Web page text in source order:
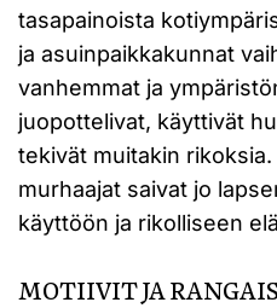
tasapainoista
ja asuinpaikkakunnat
vanhemmat ja
juopottelivat, käyttivät
tekivät muitakin
murhaajat saivat jo
käyttöön ja rikolliseen
MOTIIVIT JA